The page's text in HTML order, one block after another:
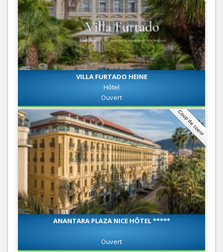
VILLA FURTADO HEINE
Hôtel
Ouvert
Coup de coeur
ANANTARA PLAZA NICE HÔTEL *****
Ouvert